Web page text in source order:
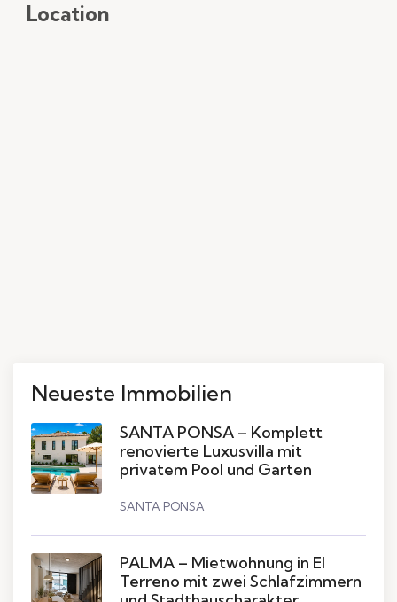
Location
Neueste Immobilien
SANTA PONSA – Komplett
renovierte Luxusvilla mit
privatem Pool und Garten
SANTA PONSA
PALMA – Mietwohnung in El
Terreno mit zwei Schlafzimmern